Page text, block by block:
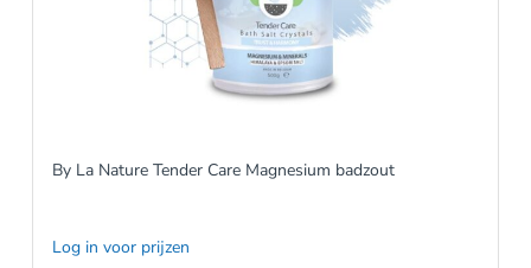
By La Nature Tender Care Magnesium badzout
Log in voor prijzen